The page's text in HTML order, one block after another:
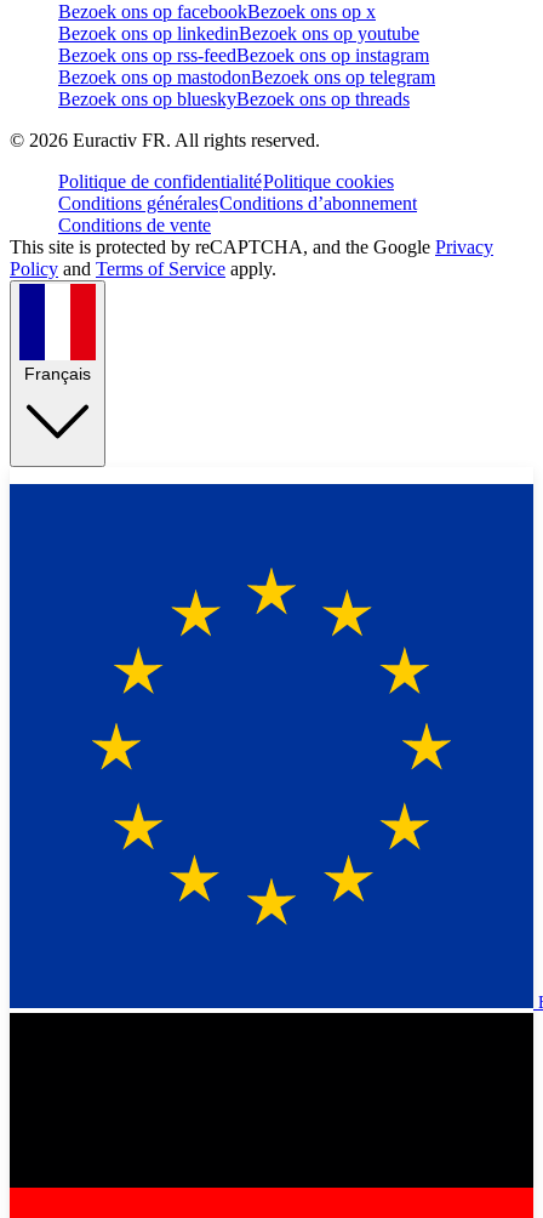
Bezoek ons op facebookBezoek ons op x
Bezoek ons op linkedinBezoek ons op youtube
Bezoek ons op rss-feedBezoek ons op instagram
Bezoek ons op mastodonBezoek ons op telegram
Bezoek ons op blueskyBezoek ons op threads
© 2026 Euractiv FR. All rights reserved.
Politique de confidentialitéPolitique cookies
Conditions généralesConditions d’abonnement
Conditions de vente
This site is protected by reCAPTCHA, and the Google Privacy
Policy and Terms of Service apply.
Français